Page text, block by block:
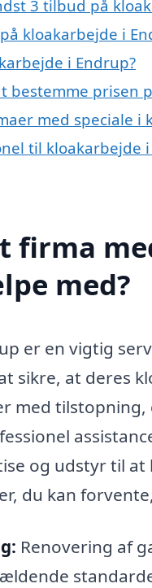
3 tilbud på
kloakarbejde i
i Endrup?
bestemme prisen
med speciale i
til kloakarbejde
firma
med?
er en vigtig
sikre, at deres
med
og udstyr til
du kan
Renovering af